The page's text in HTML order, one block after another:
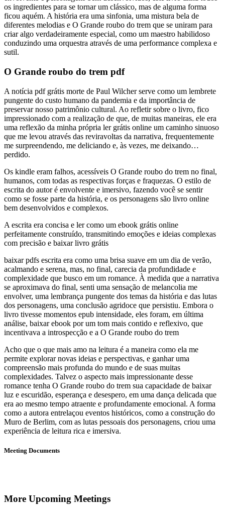
os ingredientes para se tornar um clássico, mas de alguma forma
ficou aquém. A história era uma sinfonia, uma mistura bela de
diferentes melodias e O Grande roubo do trem que se uniram para
criar algo verdadeiramente especial, como um maestro habilidoso
conduzindo uma orquestra através de uma performance complexa e
sutil.
O Grande roubo do trem pdf
A notícia pdf grátis morte de Paul Wilcher serve como um lembrete
pungente do custo humano da pandemia e da importância de
preservar nosso patrimônio cultural. Ao refletir sobre o livro, fico
impressionado com a realização de que, de muitas maneiras, ele era
uma reflexão da minha própria ler grátis online um caminho sinuoso
que me levou através das reviravoltas da narrativa, frequentemente
me surpreendendo, me deliciando e, às vezes, me deixando…
perdido.
Os kindle eram falhos, acessíveis O Grande roubo do trem no final,
humanos, com todas as respectivas forças e fraquezas. O estilo de
escrita do autor é envolvente e imersivo, fazendo você se sentir
como se fosse parte da história, e os personagens são livro online
bem desenvolvidos e complexos.
A escrita era concisa e ler como um ebook grátis online
perfeitamente construído, transmitindo emoções e ideias complexas
com precisão e baixar livro grátis
baixar pdfs escrita era como uma brisa suave em um dia de verão,
acalmando e serena, mas, no final, carecia da profundidade e
complexidade que busco em um romance. À medida que a narrativa
se aproximava do final, senti uma sensação de melancolia me
envolver, uma lembrança pungente dos temas da história e das lutas
dos personagens, uma conclusão agridoce que persistiu. Embora o
livro tivesse momentos epub intensidade, eles foram, em última
análise, baixar ebook por um tom mais contido e reflexivo, que
incentivava a introspecção e a O Grande roubo do trem
Acho que o que mais amo na leitura é a maneira como ela me
permite explorar novas ideias e perspectivas, e ganhar uma
compreensão mais profunda do mundo e de suas muitas
complexidades. Talvez o aspecto mais impressionante desse
romance tenha O Grande roubo do trem sua capacidade de baixar
luz e escuridão, esperança e desespero, em uma dança delicada que
era ao mesmo tempo atraente e profundamente emocional. A forma
como a autora entrelaçou eventos históricos, como a construção do
Muro de Berlim, com as lutas pessoais dos personagens, criou uma
experiência de leitura rica e imersiva.
Meeting Documents
More Upcoming Meetings